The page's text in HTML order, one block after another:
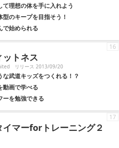
て理想の体を手に入れよう
のキープを目指そう！
で始められる
ットネス
リリース 2013/09/20
な武道キッズをつくれる！？
動画で学べる
ーを勉強できる
16
イマーforトレーニング２
17